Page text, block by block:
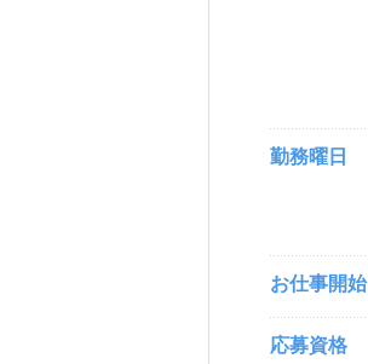
勤務曜日
お仕事開始
応募資格